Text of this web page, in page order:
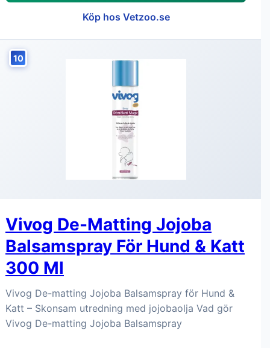
Köp hos Vetzoo.se
10
Vivog De-Matting Jojoba
Balsamspray För Hund & Katt
300 Ml
Vivog De-matting Jojoba Balsamspray för Hund &
Katt – Skonsam utredning med jojobaolja Vad gör
Vivog De-matting Jojoba Balsamspray